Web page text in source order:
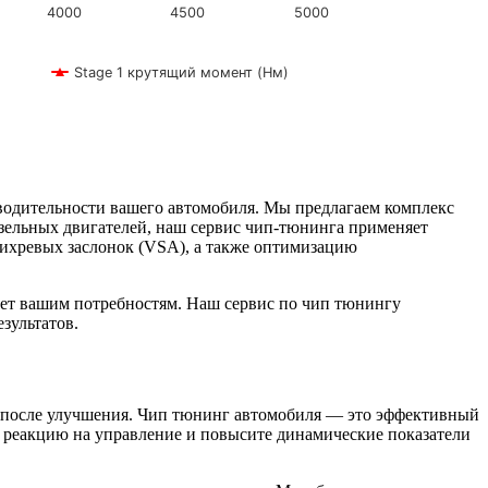
Stage 1 крутящий момент (Нм)
4000 4500 5000
вашего автомобиля. Мы предлагаем комплекс
двигателей, наш сервис чип-тюнинга применяет
заслонок (VSA), а также оптимизацию
вашим потребностям. Наш сервис по чип тюнингу
улучшения. Чип тюнинг автомобиля — это эффективный
на управление и повысите динамические показатели